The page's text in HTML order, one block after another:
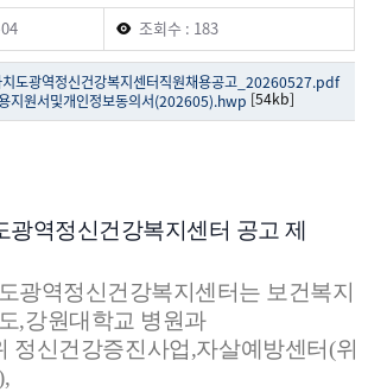
조회수 : 183
도광역정신건강복지센터직원채용공고_20260527.pdf
지원서및개인정보동의서(202605).hwp [54kb]
광역정신건강복지센터 공고 제
광역정신건강복지센터는 보건복지
,강원대학교 병원과
정신건강증진사업,자살예방센터 (위